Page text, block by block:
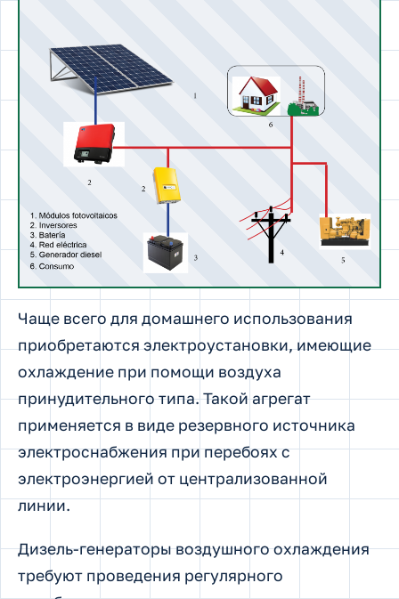
Чаще всего для домашнего использования
приобретаются электроустановки, имеющие
охлаждение при помощи воздуха
принудительного типа. Такой агрегат
применяется в виде резервного источника
электроснабжения при перебоях с
электроэнергией от централизованной
линии.
Дизель-генераторы воздушного охлаждения
требуют проведения регулярного